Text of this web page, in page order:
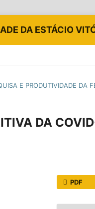
DA ESTÁCIO
E PRODUTIVIDADE DA
DA
PDF